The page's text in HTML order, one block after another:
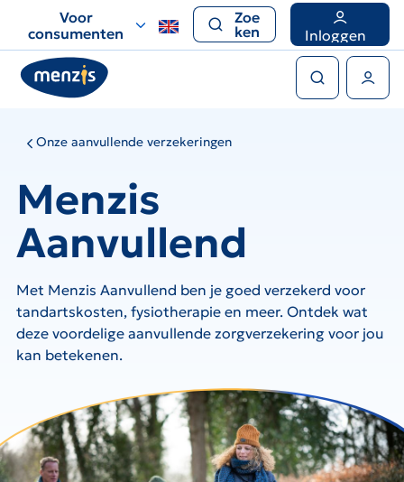
voor
snelle
navigatie
Voor
consumenten
Zoe
ken
Inloggen
Onze aanvullende verzekeringen
Menzis
Aanvullend
Met Menzis Aanvullend ben je goed verzekerd voor
tandartskosten, fysiotherapie en meer. Ontdek wat
deze voordelige aanvullende zorgverzekering voor jou
kan betekenen.